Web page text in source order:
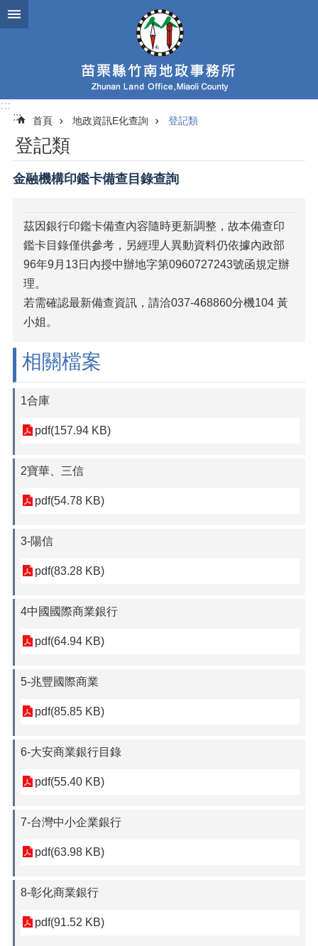
跳到主要內容區塊
:::
:::
首頁 地政資訊E化查詢 登記類
登記類
金融機構印鑑卡備查目錄查詢
茲因銀行印鑑卡備查內容隨時更新調整，故本備查印
鑑卡目錄僅供參考，另經理人異動資料仍依據內政部
96年9月13日內授中辦地字第0960727243號函規定辦
理。
若需確認最新備查資訊，請洽037-468860分機104 黃
小姐。
相關檔案
1合庫
pdf(157.94 KB)
2寶華、三信
pdf(54.78 KB)
3-陽信
pdf(83.28 KB)
4中國國際商業銀行
pdf(64.94 KB)
5-兆豐國際商業
pdf(85.85 KB)
6-大安商業銀行目錄
pdf(55.40 KB)
7-台灣中小企業銀行
pdf(63.98 KB)
8-彰化商業銀行
pdf(91.52 KB)